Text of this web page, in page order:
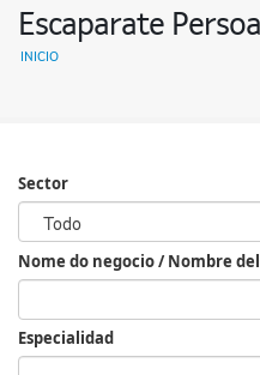
Escaparate
INICIO
Sector
Todo
Sector
Nome do negocio / Nombre
Especialidad